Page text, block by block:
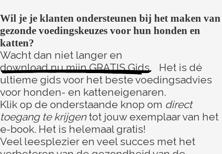
Wil je je klanten ondersteunen bij het maken van
gezonde voedingskeuzes voor hun honden en
katten?
Wacht dan niet langer en
download nu mijn GRATIS Gids. Het is dé
ultieme gids voor het beste voedingsadvies
voor honden- en katteneigenaren.
Klik op de onderstaande knop om direct
toegang te krijgentot jouw exemplaar van het
e-book. Het is helemaal gratis!
Veel leesplezier en veel succes met het